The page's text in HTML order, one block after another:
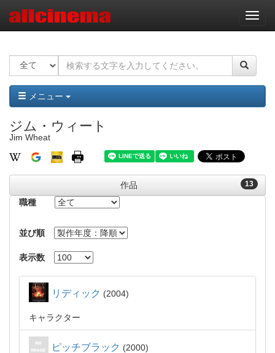
ナ
ビ
ー
ョ
ン
メニュー
ジム・ウィート
Jim Wheat
13
作品
職種
並び順
表示数
リディック 2004
キャラクター
ピッチブラック 2000